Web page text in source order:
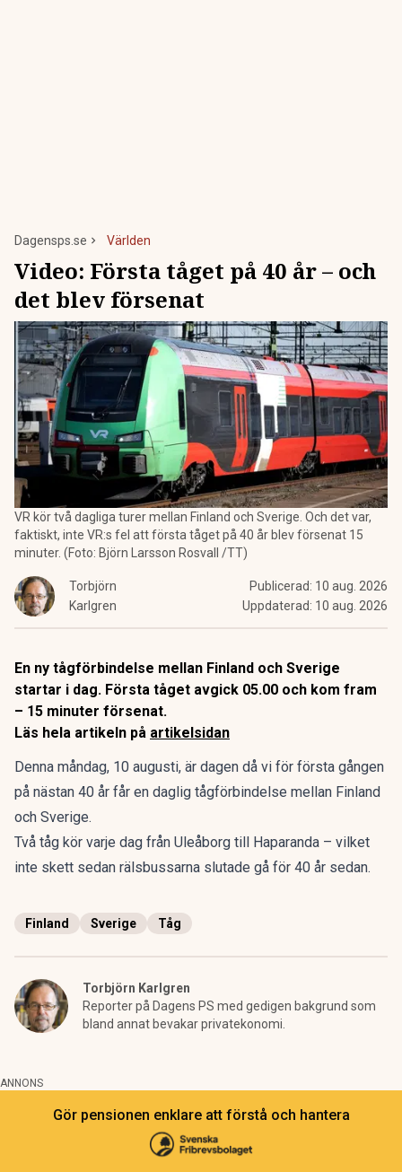
Dagensps.se Världen
Video: Första tåget på 40 år – och
det blev försenat
VR kör två dagliga turer mellan Finland och Sverige. Och det var,
faktiskt, inte VR:s fel att första tåget på 40 år blev försenat 15
minuter. (Foto: Björn Larsson Rosvall /TT)
Torbjörn
Karlgren
Publicerad: 10 aug. 2026
Uppdaterad: 10 aug. 2026
En ny tågförbindelse mellan Finland och Sverige
startar i dag. Första tåget avgick 05.00 och kom fram
– 15 minuter försenat.
Läs hela artikeln på artikelsidan
Denna måndag, 10 augusti, är dagen då vi för första gången
på nästan 40 år får en daglig tågförbindelse mellan Finland
och Sverige.
Två tåg kör varje dag från Uleåborg till Haparanda – vilket
inte skett sedan rälsbussarna slutade gå för 40 år sedan.
Finland Sverige Tåg
Torbjörn Karlgren
Reporter på Dagens PS med gedigen bakgrund som
bland annat bevakar privatekonomi.
ANNONS
Gör pensionen enklare att förstå och hantera